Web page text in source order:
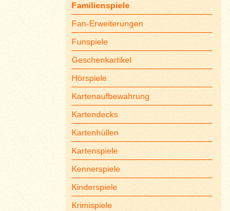
Familienspiele
Fan-Erweiterungen
Funspiele
Geschenkartikel
Hörspiele
Kartenaufbewahrung
Kartendecks
Kartenhüllen
Kartenspiele
Kennerspiele
Kinderspiele
Krimispiele